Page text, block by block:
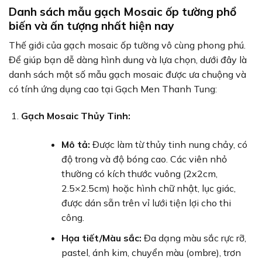
Danh sách mẫu gạch Mosaic ốp tường phổ
biến và ấn tượng nhất hiện nay
Thế giới của gạch mosaic ốp tường vô cùng phong phú.
Để giúp bạn dễ dàng hình dung và lựa chọn, dưới đây là
danh sách một số mẫu gạch mosaic được ưa chuộng và
có tính ứng dụng cao tại Gạch Men Thanh Tung:
Gạch Mosaic Thủy Tinh:
Mô tả: Được làm từ thủy tinh nung chảy, có
độ trong và độ bóng cao. Các viên nhỏ
thường có kích thước vuông (2x2cm,
2.5×2.5cm) hoặc hình chữ nhật, lục giác,
được dán sẵn trên vỉ lưới tiện lợi cho thi
công.
Họa tiết/Màu sắc: Đa dạng màu sắc rực rỡ,
pastel, ánh kim, chuyển màu (ombre), trơn